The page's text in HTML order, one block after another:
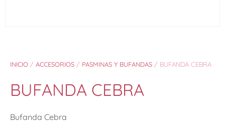
INICIO / ACCESORIOS / PASMINAS Y BUFANDAS / BUFANDA CEBRA
BUFANDA CEBRA
Bufanda Cebra